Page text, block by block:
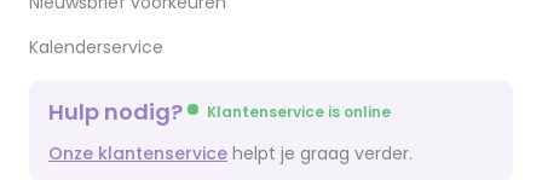
Kalenderservice
Hulp nodig? Klantenservice is online
Onze klantenservice helpt je graag verder.